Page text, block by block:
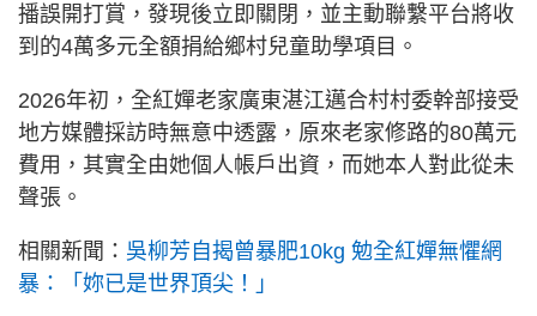
播誤開打賞，發現後立即關閉，並主動聯繫平台將收
到的4萬多元全額捐給鄉村兒童助學項目。
2026年初，全紅嬋老家廣東湛江邁合村村委幹部接受
地方媒體採訪時無意中透露，原來老家修路的80萬元
費用，其實全由她個人帳戶出資，而她本人對此從未
聲張。
相關新聞： 吳柳芳自揭曾暴肥10kg 勉全紅嬋無懼網
暴：「妳已是世界頂尖！」